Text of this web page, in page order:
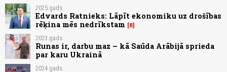
2025.gads
Edvards Ratnieks: Lāpīt ekonomiku uz drošības
rēķina mēs nedrīkstam
8
2023.gads
Runas ir, darbu maz – kā Saūda Arābijā sprieda
par karu Ukrainā
2024.gads